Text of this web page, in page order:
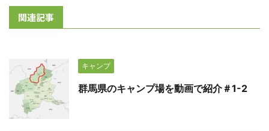
関連記事
キャンプ
群馬県のキャンプ場を動画で紹介＃1-2